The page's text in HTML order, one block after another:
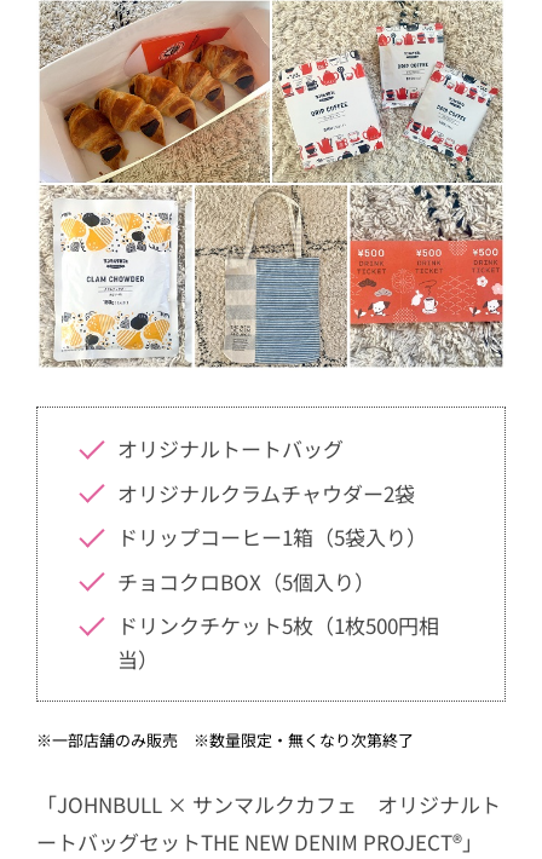
オリジナルトートバッグ
オリジナルクラムチャウダー2袋
ドリップコーヒー1箱（5袋入り）
チョコクロBOX（5個入り）
ドリンクチケット5枚（1枚500円相
当）
※一部店舗のみ販売 ※数量限定・無くなり次第終了
「JOHNBULL × サンマルクカフェ オリジナルト
ートバッグセットTHE NEW DENIM PROJECT®」